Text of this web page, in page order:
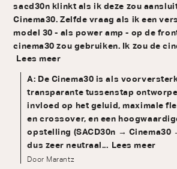
sacd30n klinkt als ik deze zou
Cinema30. Zelfde vraag als ik een
model 30 - als power amp - op de
cinema30 zou gebruiken. Ik zou de
Lees meer
A: De Cinema30 is als
transparante tussenstap
invloed op het geluid, maximale
en crossover, en een
opstelling (SACD30n → Cinema30
dus zeer neutraal... Lees meer
Door Marantz